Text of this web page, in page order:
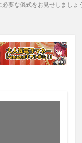
必要な儀式をお見せしま